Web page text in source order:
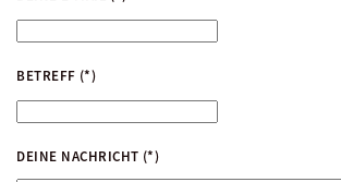
BETREFF (*)
DEINE NACHRICHT (*)